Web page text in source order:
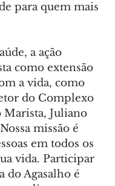
para quem mais
a ação
como extensão
a vida, como
do Complexo
Marista, Juliano
missão é
em todos os
vida. Participar
do Agasalho é